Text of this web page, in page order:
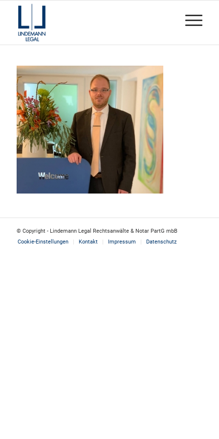
© Copyright - Lindemann Legal Rechtsanwälte & Notar PartG mbB
Cookie-Einstellungen
Kontakt Impressum Datenschutz